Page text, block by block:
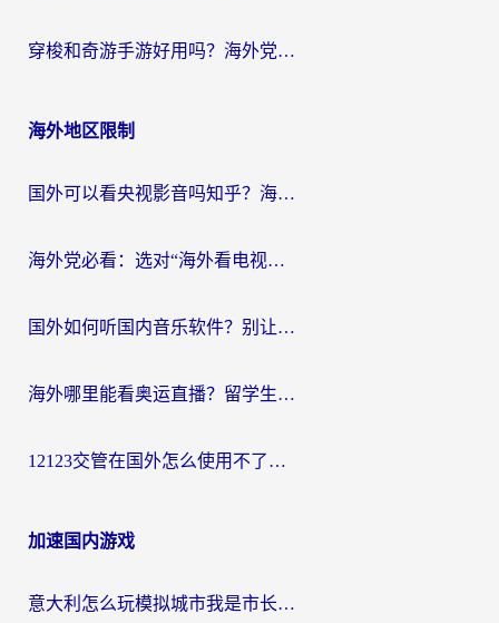
穿梭和奇游手游好用吗？海外党亲测3款回国加速器，附蜜蜂加速器七天试用攻略
海外地区限制
国外可以看央视影音吗知乎？海外党亲测有效的回国加速方案
海外党必看：选对“海外看电视剧软件”，再也不用愁国内剧刷不了
国外如何听国内音乐软件？别让地域限制，断了你的中文歌单
海外哪里能看奥运直播？留学生&海外华人必看的体育赛事观赛终极指南
12123交管在国外怎么使用不了？海外华人必看的无缝访问国内资源指南
加速国内游戏
意大利怎么玩模拟城市我是市长？海外党国服游戏加速终极攻略（附三国3量子特攻解决办法）